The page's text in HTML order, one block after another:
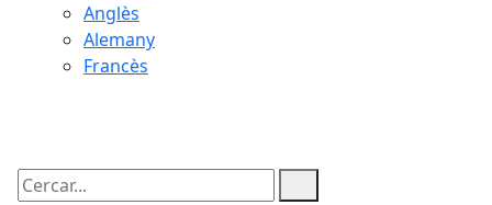
Anglès
Alemany
Francès